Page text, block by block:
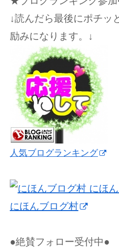
↓読んだら最後にポチッ
励みになります。↓
人気ブログランキング
にほんブログ村
●絶賛フォロー受付中●